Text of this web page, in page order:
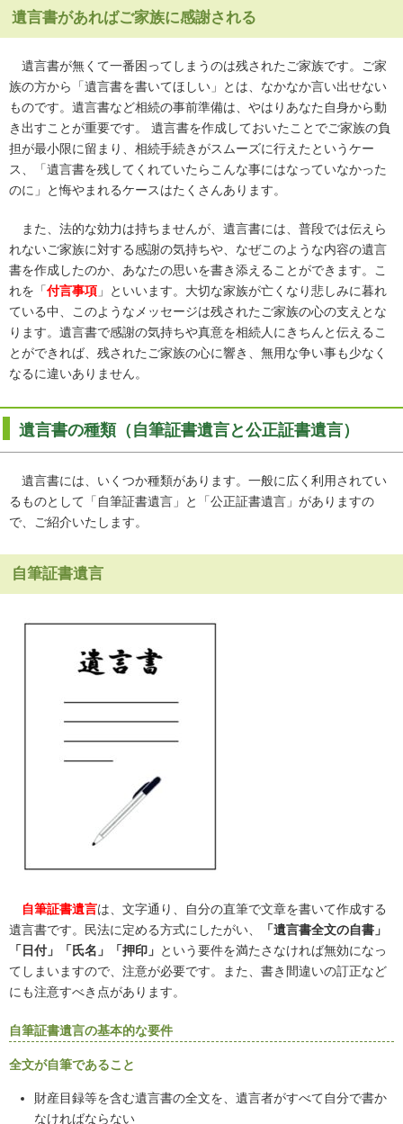
遺言書があればご家族に感謝される
遺言書が無くて一番困ってしまうのは残されたご家族です。ご家
族の方から「遺言書を書いてほしい」とは、なかなか言い出せない
ものです。遺言書など相続の事前準備は、やはりあなた自身から動
き出すことが重要です。 遺言書を作成しておいたことでご家族の負
担が最小限に留まり、相続手続きがスムーズに行えたというケー
ス、「遺言書を残してくれていたらこんな事にはなっていなかった
のに」と悔やまれるケースはたくさんあります。
また、法的な効力は持ちませんが、遺言書には、普段では伝えら
れないご家族に対する感謝の気持ちや、なぜこのような内容の遺言
書を作成したのか、あなたの思いを書き添えることができます。こ
れを「付言事項 」といいます。大切な家族が亡くなり悲しみに暮れ
ている中、このようなメッセージは残されたご家族の心の支えとな
ります。遺言書で感謝の気持ちや真意を相続人にきちんと伝えるこ
とができれば、残されたご家族の心に響き、無用な争い事も少なく
なるに違いありません。
遺言書の種類（自筆証書遺言と公正証書遺言）
遺言書には、いくつか種類があります。一般に広く利用されてい
るものとして「自筆証書遺言」と「公正証書遺言」がありますの
で、ご紹介いたします。
自筆証書遺言
自筆証書遺言は、文字通り、自分の直筆で文章を書いて作成する
遺言書です。民法に定める方式にしたがい、
「遺言書全文の自書」
「日付」「氏名」「押印」 という要件を満たさなければ無効になっ
てしまいますので、注意が必要です。また、書き間違いの訂正など
にも注意すべき点があります。
自筆証書遺言の基本的な要件
全文が自筆であること
財産目録等を含む遺言書の全文を、遺言者がすべて自分で書か
なければならない